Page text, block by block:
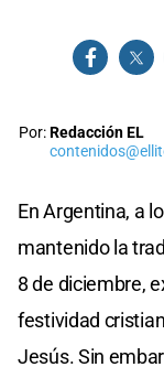
Por:Redacción EL
En Argentina, a
mantenido la
8 de diciembre,
festividad
Jesús. Sin